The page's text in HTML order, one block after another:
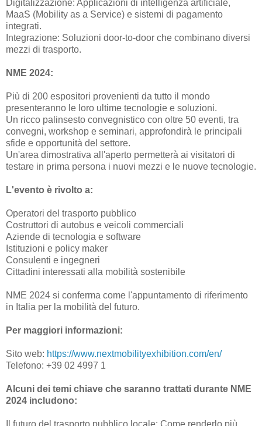
Digitalizzazione: Applicazioni di intelligenza artificiale,
MaaS (Mobility as a Service) e sistemi di pagamento
integrati.
Integrazione: Soluzioni door-to-door che combinano diversi
mezzi di trasporto.
NME 2024:
Più di 200 espositori provenienti da tutto il mondo
presenteranno le loro ultime tecnologie e soluzioni.
Un ricco palinsesto convegnistico con oltre 50 eventi, tra
convegni, workshop e seminari, approfondirà le principali
sfide e opportunità del settore.
Un'area dimostrativa all'aperto permetterà ai visitatori di
testare in prima persona i nuovi mezzi e le nuove tecnologie.
L'evento è rivolto a:
Operatori del trasporto pubblico
Costruttori di autobus e veicoli commerciali
Aziende di tecnologia e software
Istituzioni e policy maker
Consulenti e ingegneri
Cittadini interessati alla mobilità sostenibile
NME 2024 si conferma come l'appuntamento di riferimento
in Italia per la mobilità del futuro.
Per maggiori informazioni:
Sito web: https://www.nextmobilityexhibition.com/en/
Telefono: +39 02 4997 1
Alcuni dei temi chiave che saranno trattati durante NME
2024 includono:
Il futuro del trasporto pubblico locale: Come renderlo più